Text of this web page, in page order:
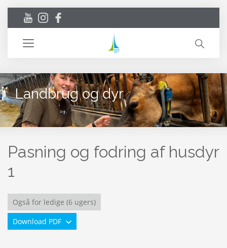
Toggle
Landbrug og dyr
Pasning og fodring af husdyr
1
Også for ledige (6 ugers)
Download PDF